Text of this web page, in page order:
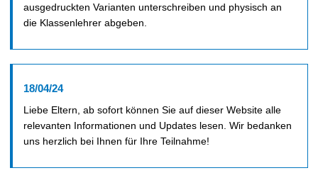
ausgedruckten Varianten unterschreiben und physisch an
die Klassenlehrer abgeben.
18/04/24
Liebe Eltern, ab sofort können Sie auf dieser Website alle
relevanten Informationen und Updates lesen. Wir bedanken
uns herzlich bei Ihnen für Ihre Teilnahme!